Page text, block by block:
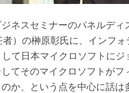
ネスセミナーのパネルデ
）の榊原彰氏に、インフ
て日本マイクロソフトに
てそのマイクロソフトが
か、という点を中心に話